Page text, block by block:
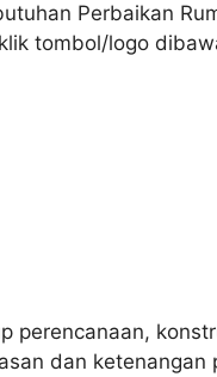
Perbaikan
tombol/logo
perencanaan,
dan ketenangan